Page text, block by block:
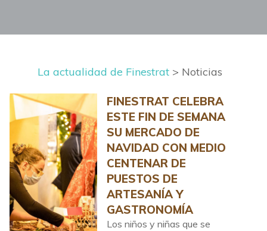
La actualidad de Finestrat > Noticias
FINESTRAT CELEBRA
ESTE FIN DE SEMANA
SU MERCADO DE
NAVIDAD CON MEDIO
CENTENAR DE
PUESTOS DE
ARTESANÍA Y
GASTRONOMÍA
Los niños y niñas que se